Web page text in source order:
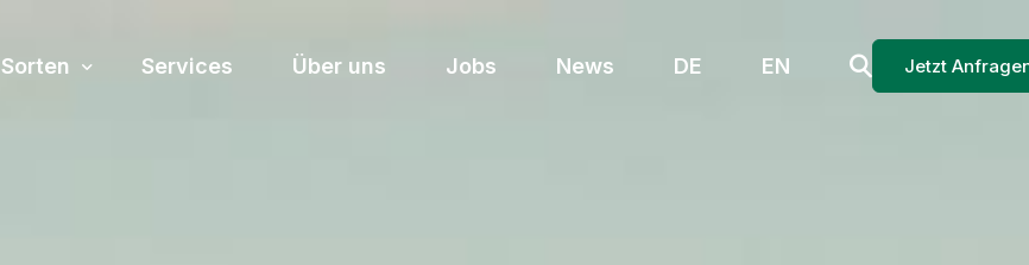
Sorten Services Über uns Jobs News DE EN Jetzt